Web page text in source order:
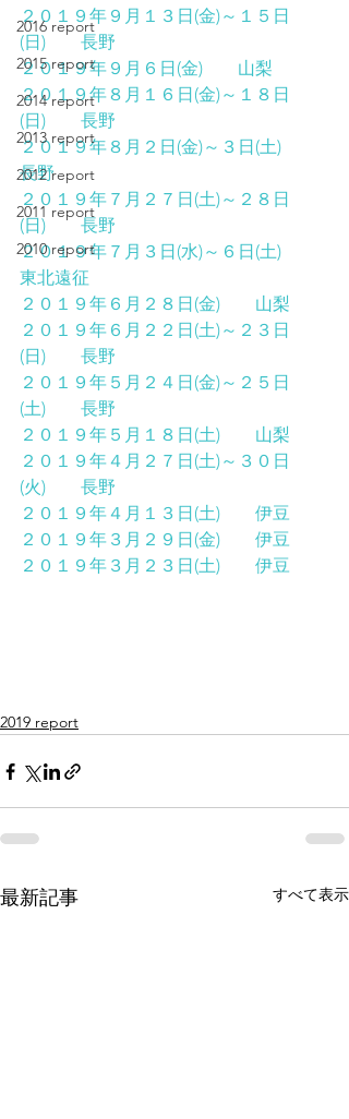
2016 report
2015 report
2014 report
2013 report
2012 report
2011 report
2010 report
２０１９年９月１３日(金)～１５日
(日)　　長野
２０１９年９月６日(金)　　山梨
２０１９年８月１６日(金)～１８日
(日)　　長野
２０１９年８月２日(金)～３日(土)
長野
２０１９年７月２７日(土)～２８日
(日)　　長野
２０１９年７月３日(水)～６日(土)
東北遠征
２０１９年６月２８日(金)　　山梨
２０１９年６月２２日(土)～２３日
(日)　　長野
２０１９年５月２４日(金)～２５日
(土)　　長野
２０１９年５月１８日(土)　　山梨
２０１９年４月２７日(土)～３０日
(火)　　長野
２０１９年４月１３日(土)　　伊豆
２０１９年３月２９日(金)　　伊豆
２０１９年３月２３日(土)　　伊豆
2019 report
最新記事 すべて表示